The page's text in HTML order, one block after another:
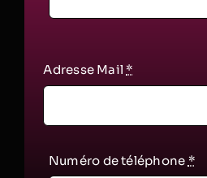
Adresse Mail *
Numéro de téléphone *